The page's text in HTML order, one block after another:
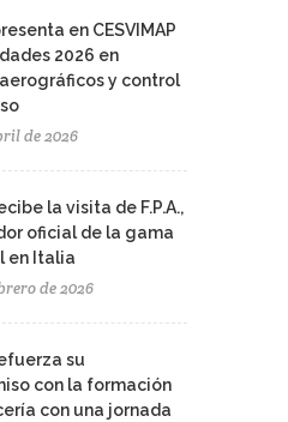
en CESVIMAP
2026 en
y control
de 2026
la visita de F.P.A.,
oficial de la gama
en Italia
de 2026
su
con la formación
con una jornada